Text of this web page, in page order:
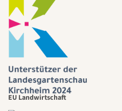
EU Landwirtschaft